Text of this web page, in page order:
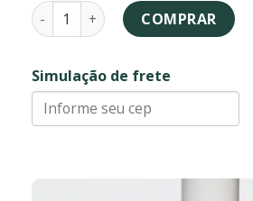
Brinco de Princesa da Mata -
COMPRAR
Simulação de frete